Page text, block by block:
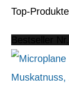
Top-Produkte